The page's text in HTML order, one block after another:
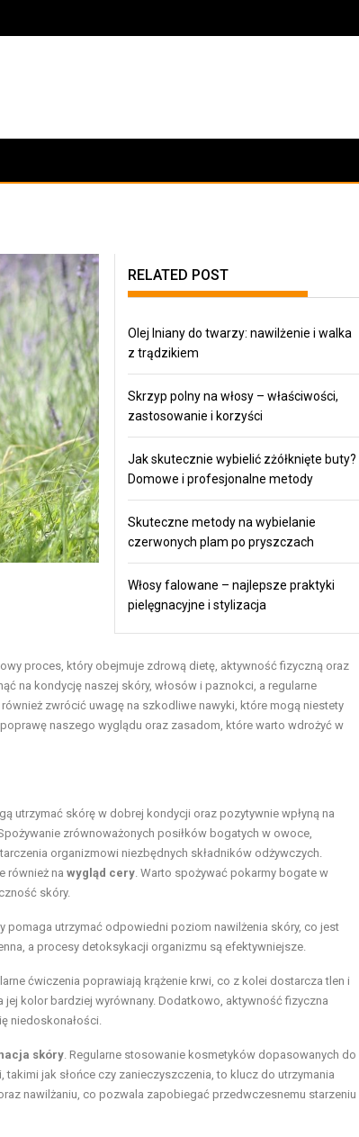
zmienić twoje życie?
RELATED POST
Olej lniany do twarzy: nawilżenie i walka
z trądzikiem
Skrzyp polny na włosy – właściwości,
zastosowanie i korzyści
Jak skutecznie wybielić zżółknięte buty?
Domowe i profesjonalne metody
Skuteczne metody na wybielanie
czerwonych plam po pryszczach
Włosy falowane – najlepsze praktyki
pielęgnacyjne i stylizacja
proces, który obejmuje zdrową dietę, aktywność fizyczną oraz
na kondycję naszej skóry, włosów i paznokci, a regularne
zwrócić uwagę na szkodliwe nawyki, które mogą niestety
naszego wyglądu oraz zasadom, które warto wdrożyć w
utrzymać skórę w dobrej kondycji oraz pozytywnie wpłyną na
zrównoważonych posiłków bogatych w owoce,
organizmowi niezbędnych składników odżywczych.
również na wygląd cery. Warto spożywać pokarmy bogate w
skóry.
pomaga utrzymać odpowiedni poziom nawilżenia skóry, co jest
a procesy detoksykacji organizmu są efektywniejsze.
ćwiczenia poprawiają krążenie krwi, co z kolei dostarcza tlen i
kolor bardziej wyrównany. Dodatkowo, aktywność fizyczna
niedoskonałości.
skóry. Regularne stosowanie kosmetyków dopasowanych do
jak słońce czy zanieczyszczenia, to klucz do utrzymania
nawilżaniu, co pozwala zapobiegać przedwczesnemu starzeniu